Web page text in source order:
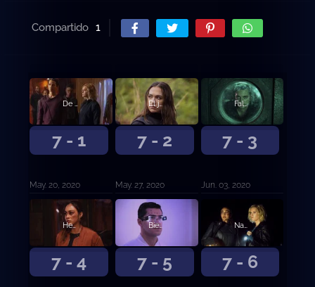
Compartido 1
7 - 1
De las cenizas
May. 20, 2020
7 - 2
El jardín
May. 27, 2020
7 - 3
Falsos dioses
Jun. 03, 2020
7 - 4
Hespérides
7 - 5
Bienvenida a Bardo
7 - 6
Nakara